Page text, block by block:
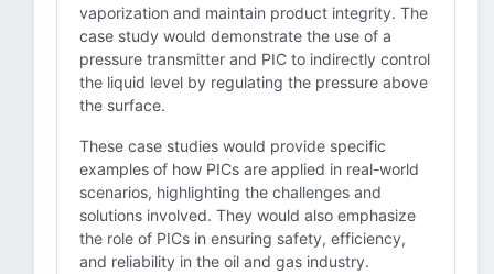
vaporization and maintain product integrity. The
case study would demonstrate the use of a
pressure transmitter and PIC to indirectly control
the liquid level by regulating the pressure above
the surface.
These case studies would provide specific
examples of how PICs are applied in real-world
scenarios, highlighting the challenges and
solutions involved. They would also emphasize
the role of PICs in ensuring safety, efficiency,
and reliability in the oil and gas industry.